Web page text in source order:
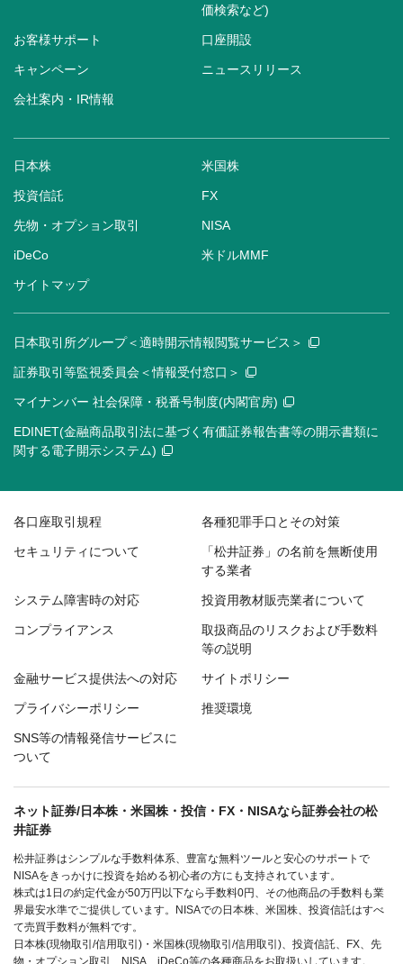
価検索など)
お客様サポート 口座開設
キャンペーン ニュースリリース
会社案内・IR情報
日本株 米国株
投資信託 FX
先物・オプション取引 NISA
iDeCo 米ドルMMF
サイトマップ
日本取引所グループ＜適時開示情報閲覧サービス＞
証券取引等監視委員会＜情報受付窓口＞
マイナンバー 社会保障・税番号制度(内閣官房)
EDINET(金融商品取引法に基づく有価証券報告書等の開示書類に
関する電子開示システム)
各口座取引規程 各種犯罪手口とその対策
セキュリティについて
「松井証券」の名前を無断使用
する業者
システム障害時の対応 投資用教材販売業者について
コンプライアンス
取扱商品のリスクおよび手数料
等の説明
金融サービス提供法への対応 サイトポリシー
プライバシーポリシー 推奨環境
SNS等の情報発信サービスに
ついて
ネット証券/日本株・米国株・投信・FX・NISAなら証券会社の松
井証券
松井証券はシンプルな手数料体系、豊富な無料ツールと安心のサポートで
NISAをきっかけに投資を始める初心者の方にも支持されています。
株式は1日の約定代金が50万円以下なら手数料0円、その他商品の手数料も業
界最安水準でご提供しています。NISAでの日本株、米国株、投資信託はすべ
て売買手数料が無料です。
日本株(現物取引/信用取引)・米国株(現物取引/信用取引)、投資信託、FX、先